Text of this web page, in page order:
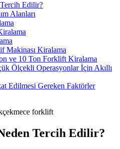
Edilir?
Alanları
Makinası Kiralama
ve 10 Ton Forklift Kiralama
Ölçekli Operasyonlar İçin Akıllı
Edilmesi Gereken Faktörler
Tercih Edilir?